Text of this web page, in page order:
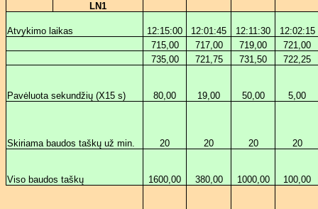
LN1
Atvykimo laikas 12:15:00 12:01:45 12:11:30
12:02:15
715,00
717,00 719,00
721,00
735,00
721,75 731,50 722,25
Pavėluota sekundžių (X15 s) 80,00 19,00 50,00 5,00
Skiriama baudos taškų už min. 20 20 20 20
Viso baudos taškų 1600,00 380,00 1000,00 100,00